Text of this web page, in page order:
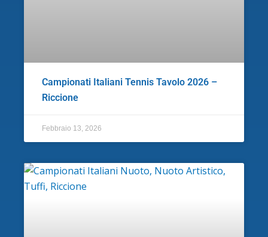
Campionati Italiani Tennis Tavolo 2026 –
Riccione
Febbraio 13, 2026